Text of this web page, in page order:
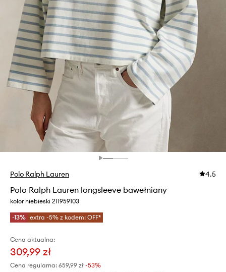
Polo Ralph Lauren 4.5
Polo Ralph Lauren longsleeve bawełniany
kolor niebieski 211959103
-13% extra -5% z kodem: OFF*
Cena aktualna:
309,99 zł
Cena regularna: 659,99 zł -53%